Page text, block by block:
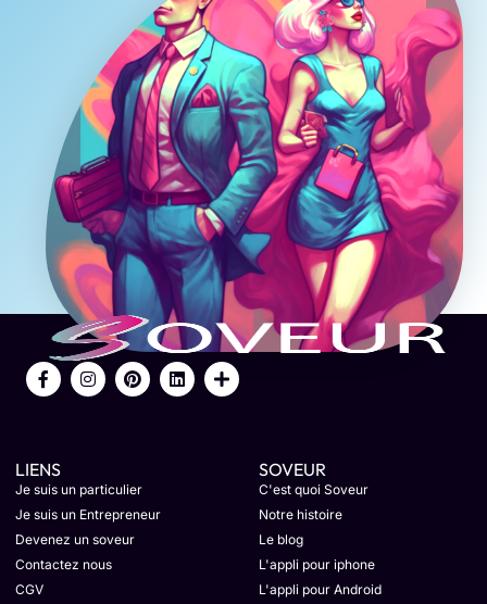
LIENS
Je suis un particulier
Je suis un Entrepreneur
Devenez un soveur
Contactez nous
CGV
SOVEUR
C'est quoi Soveur
Notre histoire
Le blog
L'appli pour iphone
L'appli pour Android